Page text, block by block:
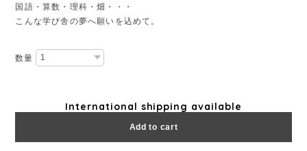
国語・算数・理科・畑・・・
こんな学び舎の夢へ願いを込めて。
数量
International shipping available
Add to cart